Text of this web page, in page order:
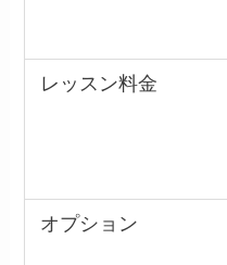
レッスン料金
オプション